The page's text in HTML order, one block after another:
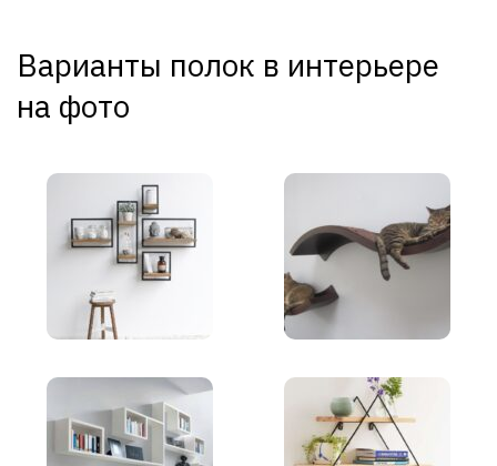
Варианты полок в интерьере
на фото